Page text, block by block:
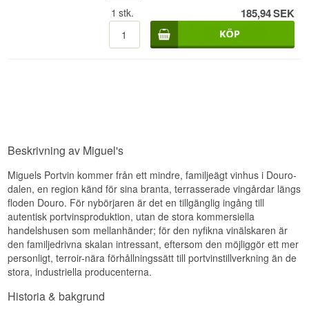
1 stk. 185,94SEK
Beskrivning av Miguel's
Miguels Portvin kommer från ett mindre, familjeägt vinhus i Douro-
dalen, en region känd för sina branta, terrasserade vingårdar längs
floden Douro. För nybörjaren är det en tillgänglig ingång till
autentisk portvinsproduktion, utan de stora kommersiella
handelshusen som mellanhänder; för den nyfikna vinälskaren är
den familjedrivna skalan intressant, eftersom den möjliggör ett mer
personligt, terroir-nära förhållningssätt till portvinstillverkning än de
stora, industriella producenterna.
Historia & bakgrund